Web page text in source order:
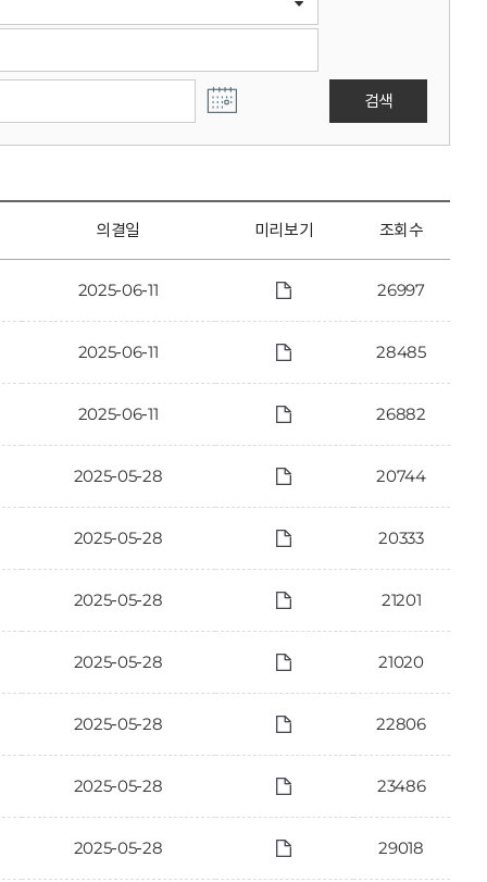
검색
의결일 미리보기 조회수
2025-06-11 26997
2025-06-11 28485
2025-06-11 26882
2025-05-28 20744
2025-05-28 20333
2025-05-28 21201
2025-05-28 21020
2025-05-28 22806
2025-05-28 23486
2025-05-28 29018